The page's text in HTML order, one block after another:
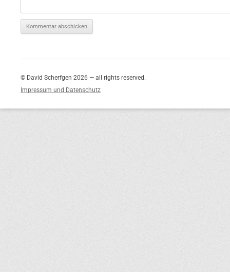
© David Scherfgen 2026 — all rights reserved.
Impressum und Datenschutz